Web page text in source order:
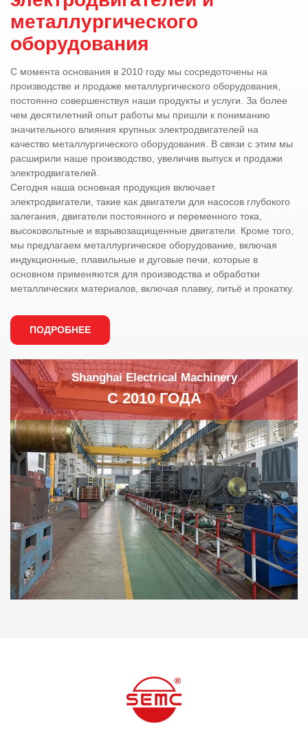
металлургического
оборудования
С момента основания в 2010 году мы сосредоточены на
производстве и продаже металлургического оборудования,
постоянно совершенствуя наши продукты и услуги. За более
чем десятилетний опыт работы мы пришли к пониманию
значительного влияния крупных электродвигателей на
качество металлургического оборудования. В связи с этим мы
расширили наше производство, увеличив выпуск и продажи
электродвигателей.
Сегодня наша основная продукция включает
электродвигатели, такие как двигатели для насосов глубокого
залегания, двигатели постоянного и переменного тока,
высоковольтные и взрывозащищенные двигатели. Кроме того,
мы предлагаем металлургическое оборудование, включая
индукционные, плавильные и дуговые печи, которые в
основном применяются для производства и обработки
металлических материалов, включая плавку, литьё и прокатку.
ПОДРОБНЕЕ
Shanghai Electrical Machinery
С 2010 ГОДА